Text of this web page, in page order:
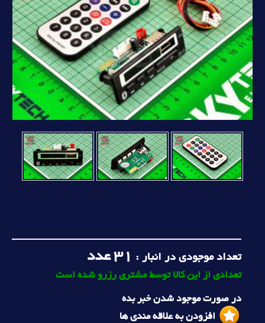
تعداد موجودی در انبار : 31 عدد
تعدادی از این کالا توسط مشتری رزرو شده است
در صورت موجود شدن خبر بده
افزودن به علاقه مندی ها